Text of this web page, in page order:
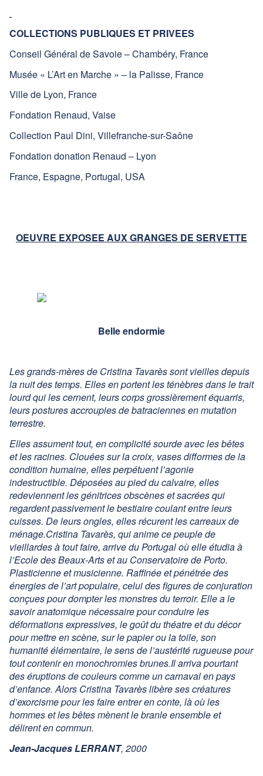
COLLECTIONS PUBLIQUES ET PRIVEES
Conseil Général de Savoie – Chambéry, France
Musée « L’Art en Marche » – la Palisse, France
Ville de Lyon, France
Fondation Renaud, Vaise
Collection Paul Dini, Villefranche-sur-Saône
Fondation donation Renaud – Lyon
France, Espagne, Portugal, USA
OEUVRE EXPOSEE AUX GRANGES DE SERVETTE
Belle endormie
Les grands-mères de Cristina Tavarès sont vieilles depuis
la nuit des temps. Elles en portent les ténèbres dans le trait
lourd qui les cernent, leurs corps grossièrement équarris,
leurs postures accroupies de batraciennes en mutation
terrestre.
Elles assument tout, en complicité sourde avec les bêtes
et les racines. Clouées sur la croix, vases difformes de la
condition humaine, elles perpétuent l’agonie
indestructible. Déposées au pied du calvaire, elles
redeviennent les génitrices obscènes et sacrées qui
regardent passivement le bestiaire coulant entre leurs
cuisses. De leurs ongles, elles récurent les carreaux de
ménage.Cristina Tavarès, qui anime ce peuple de
vieillardes à tout faire, arrive du Portugal où elle étudia à
l’Ecole des Beaux-Arts et au Conservatoire de Porto.
Plasticienne et musicienne. Raffinée et pénétrée des
énergies de l’art populaire, celui des figures de conjuration
conçues pour dompter les monstres du terroir. Elle a le
savoir anatomique nécessaire pour conduire les
déformations expressives, le goût du théatre et du décor
pour mettre en scène, sur le papier ou la toile, son
humanité élémentaire, le sens de l’austérité rugueuse pour
tout contenir en monochromies brunes.Il arriva pourtant
des éruptions de couleurs comme un carnaval en pays
d’enfance. Alors Cristina Tavarès libère ses créatures
d’exorcisme pour les faire entrer en conte, là où les
hommes et les bêtes mènent le branle ensemble et
délirent en commun.
Jean-Jacques LERRANT, 2000